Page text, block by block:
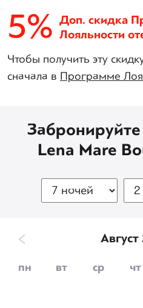
5% Доп. скидка
Лояльности
Чтобы получить эту
сначала в Программе
Lena Mare
Август
пн вт ср чт